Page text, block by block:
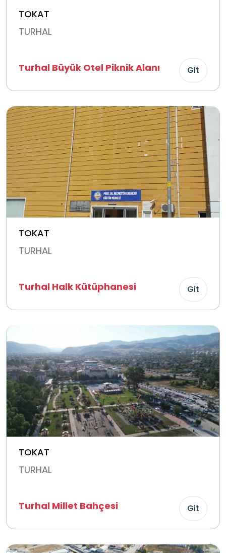
TOKAT
TURHAL
Turhal Büyük Otel Piknik Alanı Git
TOKAT
TURHAL
Turhal Halk Kütüphanesi Git
TOKAT
TURHAL
Turhal Millet Bahçesi Git